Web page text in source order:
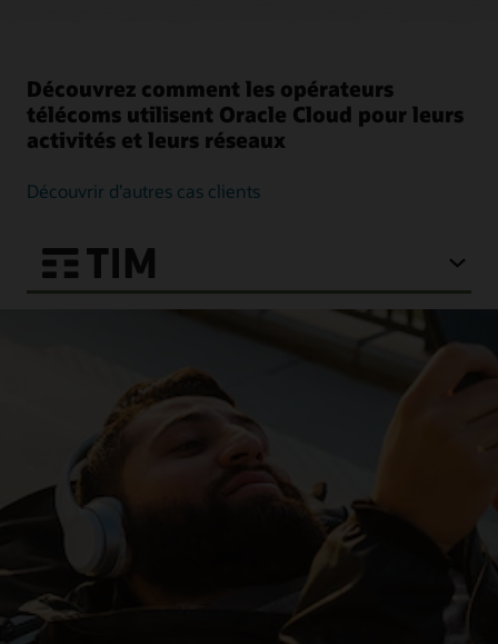
Découvrez comment les opérateurs
télécoms utilisent Oracle Cloud pour leurs
activités et leurs réseaux
Découvrir d’autres cas clients